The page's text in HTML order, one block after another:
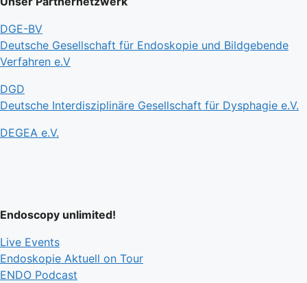
DGE-BV
Deutsche Gesellschaft für Endoskopie und Bildgebende
Verfahren e.V
DGD
Deutsche Interdisziplinäre Gesellschaft für Dysphagie e.V.
DEGEA e.V.
Endoscopy unlimited!
Live Events
Endoskopie Aktuell on Tour
ENDO Podcast